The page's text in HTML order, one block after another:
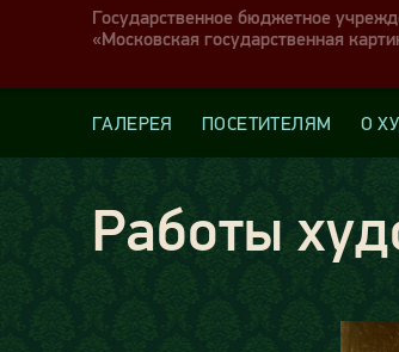
Государственное бюджетное
«Московская государственная
ГАЛЕРЕЯ ПОСЕТИТЕЛЯМ О
Работы